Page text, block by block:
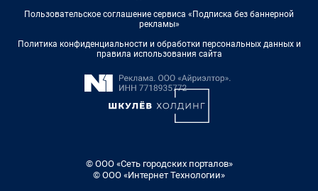
Пользовательское соглашение сервиса «Подписка без баннерной
рекламы»
Политика конфиденциальности и обработки персональных данных и
правила использования сайта
© ООО «Сеть городских порталов»
© ООО «Интернет Технологии»